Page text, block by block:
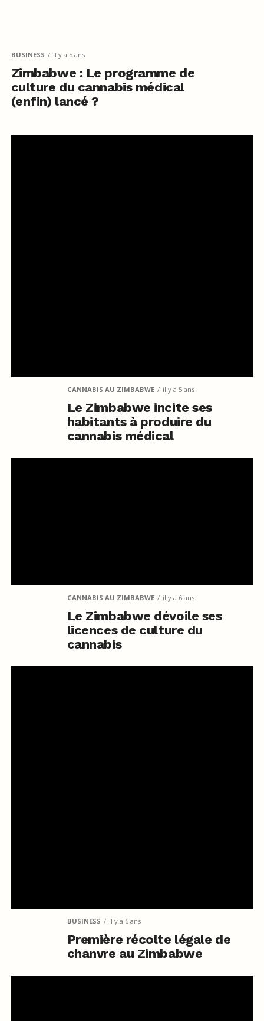
BUSINESS il y a 5 ans
Zimbabwe : Le programme de
culture du cannabis médical
(enfin) lancé ?
CANNABIS AU ZIMBABWE il y a 5 ans
Le Zimbabwe incite ses
habitants à produire du
cannabis médical
CANNABIS AU ZIMBABWE il y a 6 ans
Le Zimbabwe dévoile ses
licences de culture du
cannabis
BUSINESS il y a 6 ans
Première récolte légale de
chanvre au Zimbabwe